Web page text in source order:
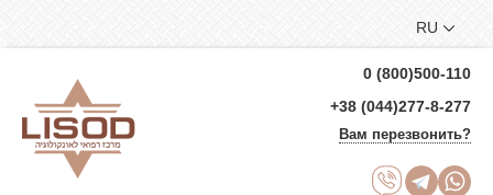
RU
0 (800)500-110
+38 (044)277-8-277
Вам перезвонить?